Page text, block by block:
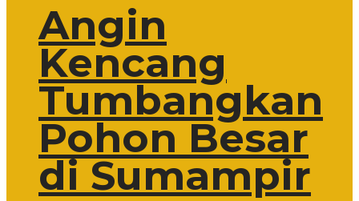
Angin
Kencang
Tumbangkan
Pohon Besar
di Sumampir